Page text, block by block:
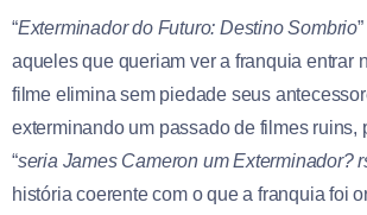
“Exterminador do Futuro: Destino Sombrio
aqueles que queriam ver a franquia entrar
filme elimina sem piedade seus
exterminando um passado de filmes ruins,
“seria James Cameron um Exterminador?
história coerente com o que a franquia foi